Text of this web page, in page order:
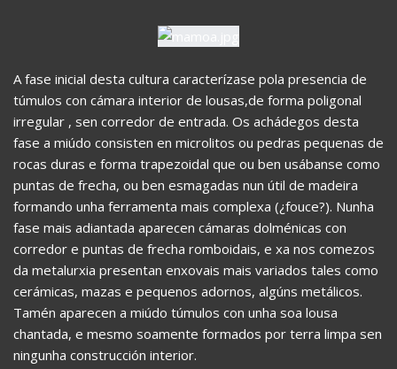
A fase inicial desta cultura caracterízase pola presencia de
túmulos con cámara interior de lousas,de forma poligonal
irregular , sen corredor de entrada. Os achádegos desta
fase a miúdo consisten en microlitos ou pedras pequenas de
rocas duras e forma trapezoidal que ou ben usábanse como
puntas de frecha, ou ben esmagadas nun útil de madeira
formando unha ferramenta mais complexa (¿fouce?). Nunha
fase mais adiantada aparecen cámaras dolménicas con
corredor e puntas de frecha romboidais, e xa nos comezos
da metalurxia presentan enxovais mais variados tales como
cerámicas, mazas e pequenos adornos, algúns metálicos.
Tamén aparecen a miúdo túmulos con unha soa lousa
chantada, e mesmo soamente formados por terra limpa sen
ningunha construcción interior.